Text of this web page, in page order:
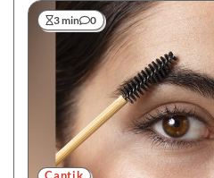
3 min 0